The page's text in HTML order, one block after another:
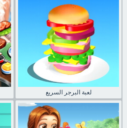
لعبة البرجر السريع